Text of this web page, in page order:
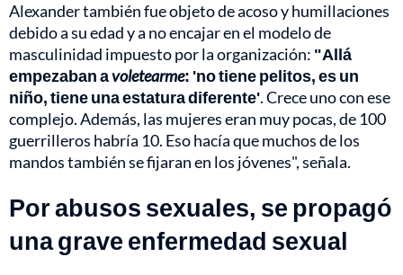
Alexander también fue objeto de acoso y humillaciones
debido a su edad y a no encajar en el modelo de
masculinidad impuesto por la organización: "Allá
empezaban avoletearme: 'no tiene pelitos, es un
niño, tiene una estatura diferente'. Crece uno con ese
complejo. Además, las mujeres eran muy pocas, de 100
guerrilleros habría 10. Eso hacía que muchos de los
mandos también se fijaran en los jóvenes", señala.
Por abusos sexuales, se propagó
una grave enfermedad sexual